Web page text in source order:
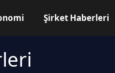
Şirket Haberleri